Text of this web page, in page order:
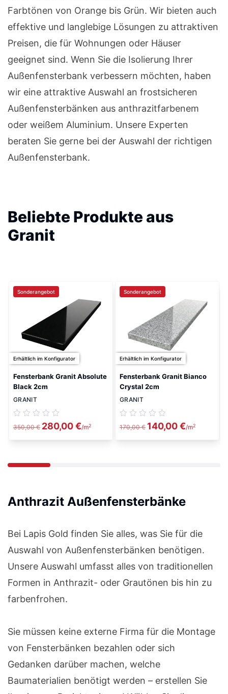
Farbtönen von Orange bis Grün. Wir bieten auch
effektive und langlebige Lösungen zu attraktiven
Preisen, die für Wohnungen oder Häuser
geeignet sind. Wenn Sie die Isolierung Ihrer
Außenfensterbank verbessern möchten, haben
wir eine attraktive Auswahl an frostsicheren
Außenfensterbänken aus anthrazitfarbenem
oder weißem Aluminium. Unsere Experten
beraten Sie gerne bei der Auswahl der richtigen
Außenfensterbank.
Beliebte Produkte aus
Granit
Sonderangebot
Erhältlich im Konfigurator
Fensterbank Granit Absolute
Black 2cm
GRANIT
350,00€ Ursprünglicher
280,00€Aktueller
/m2
Sonderangebot
Erhältlich im Konfigurator
Fensterbank Granit Bianco
Crystal 2cm
GRANIT
170,00€ Ursprünglicher
140,00€Aktueller
/m2
Anthrazit Außenfensterbänke
Bei Lapis Gold finden Sie alles, was Sie für die
Auswahl von Außenfensterbänken benötigen.
Unsere Auswahl umfasst alles von traditionellen
Formen in Anthrazit- oder Grautönen bis hin zu
farbenfrohen.
Sie müssen keine externe Firma für die Montage
von Fensterbänken bezahlen oder sich
Gedanken darüber machen, welche
Baumaterialien benötigt werden – erstellen Sie